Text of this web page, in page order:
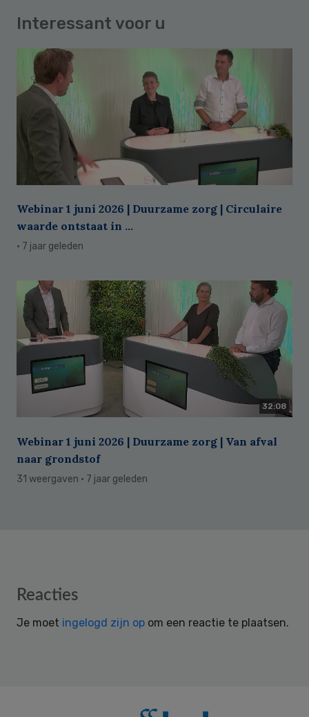
Interessant voor u
Webinar 1 juni 2026 | Duurzame zorg | Circulaire
waarde ontstaat in ...
· 7 jaar geleden
32:08
Webinar 1 juni 2026 | Duurzame zorg | Van afval
naar grondstof
31 weergaven · 7 jaar geleden
Reader
Reacties
Je moet ingelogd zijn op om een reactie te plaatsen.